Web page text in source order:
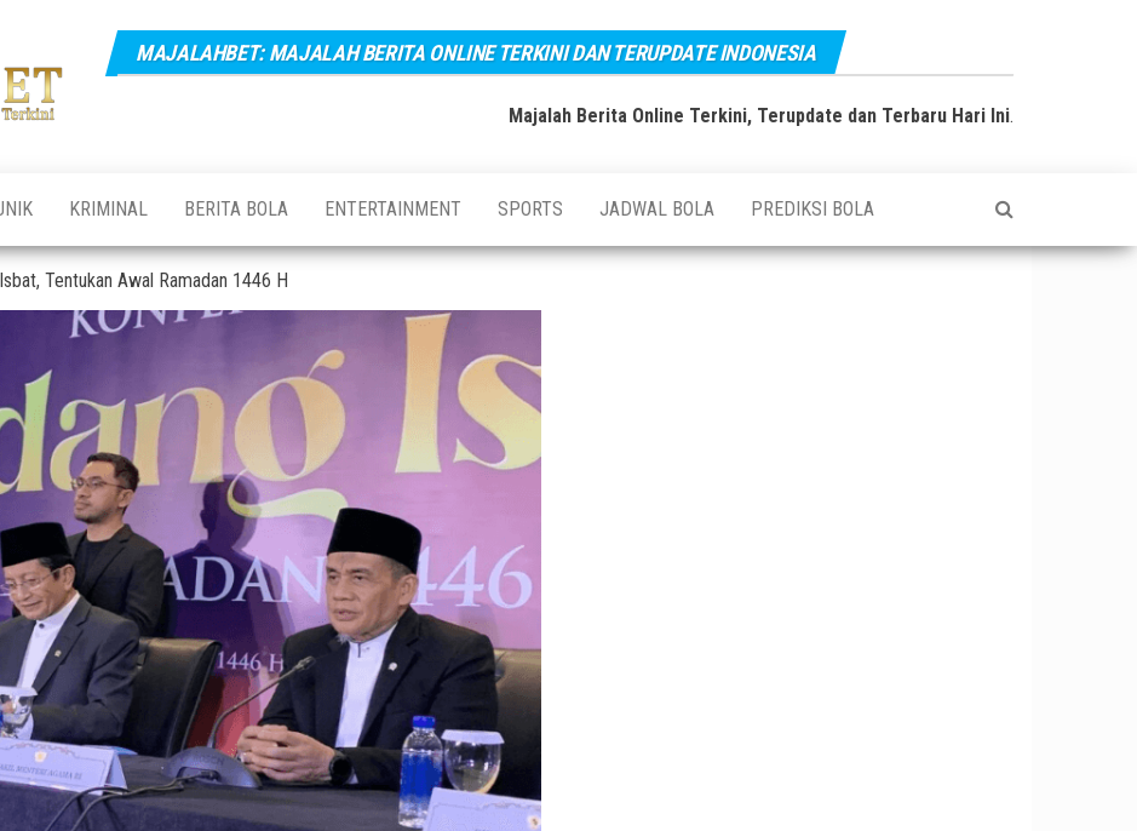
Majalahbet:
Terkini dan
Terupdate
Indonesia
Majalah
Hari Ini
MAJALAHBET: MAJALAH BERITA ONLINE TERKINI DAN TERUPDATE INDONESIA
Majalah Berita Online Terkini, Terupdate dan Terbaru Hari Ini.
KRIMINAL BERITA BOLA ENTERTAINMENT SPORTS JADWAL BOLA PREDIKSI BOLA
Tentukan Awal Ramadan 1446 H